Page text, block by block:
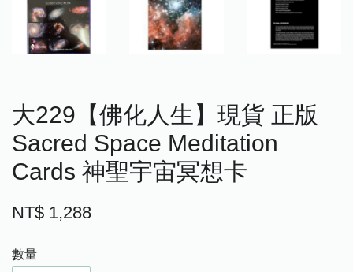
大229【佛化人生】現貨 正版
Sacred Space Meditation
Cards 神聖宇宙冥想卡
NT$ 1,288
數量